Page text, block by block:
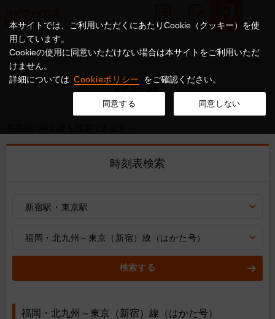
本サイトでは、ご利用いただくにあたりCookie（クッキー）を使
用しています。
Cookieの使用に同意いただけない場合は本サイトをご利用いただ
けません。
詳細については Cookieポリシー をご確認ください。
同意する 同意しない
時刻表
時刻表検索
新宿駅・東京駅
福岡・北九州～東京（新宿）線（はかた号）
検索する
福岡・北九州～東京（新宿）線（はかた号）